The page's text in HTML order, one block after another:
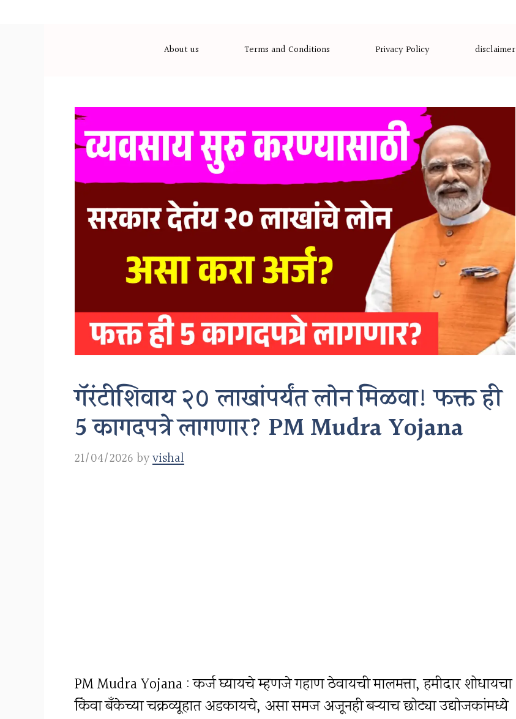
About us Terms and Conditions Privacy Policy disclaimer
गॅरंटीशिवाय २० लाखांपर्यंत लोन मिळवा! फक्त ही
5 कागदपत्रे लागणार? PM Mudra Yojana
21/04/2026byvishal
PM Mudra Yojana : कर्ज घ्यायचे म्हणजे गहाण ठेवायची मालमत्ता, हमीदार शोधायचा
किंवा बँकेच्या चक्रव्यूहात अडकायचे, असा समज अजूनही बर्‍याच छोट्या उद्योजकांमध्ये